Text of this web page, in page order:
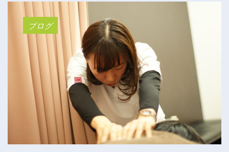
ブログ